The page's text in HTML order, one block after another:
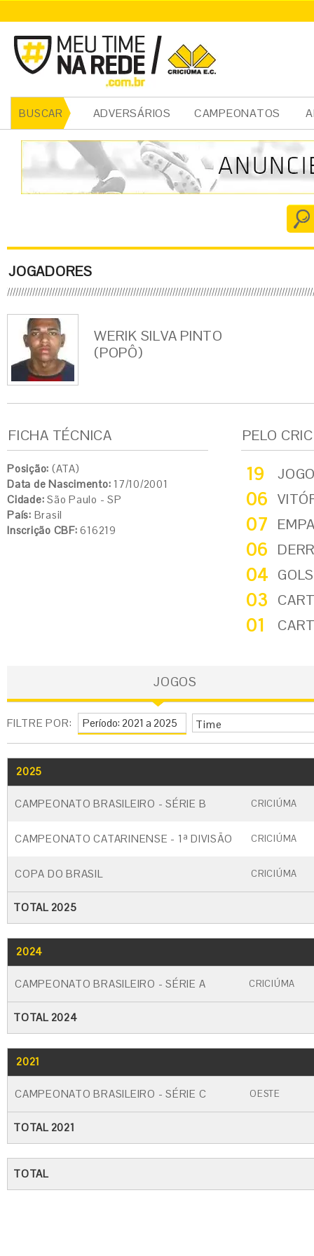
BUSCAR ADVERSÁRIOS CAMPEONATOS
JOGADORES
WERIK SILVA PINTO
(POPÔ)
FICHA TÉCNICA
Posição: (ATA)
Data de Nascimento: 17/10/2001
Cidade: São Paulo - SP
País: Brasil
Inscrição CBF: 616219
PELO
19
06
07
06
04
03
01
JOGOS
FILTRE POR: Time
2025
CAMPEONATO BRASILEIRO - SÉRIE B CRICIÚMA
CAMPEONATO CATARINENSE - 1ª DIVISÃO CRICIÚMA
COPA DO BRASIL CRICIÚMA
TOTAL 2025
2024
CAMPEONATO BRASILEIRO - SÉRIE A CRICIÚMA
TOTAL 2024
2021
CAMPEONATO BRASILEIRO - SÉRIE C OESTE
TOTAL 2021
TOTAL